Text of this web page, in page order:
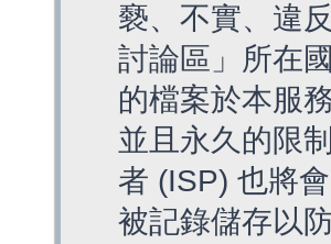
褻、不實、違
討論區」所在
的檔案於本服
並且永久的限
者 (ISP) 也將
被記錄儲存以